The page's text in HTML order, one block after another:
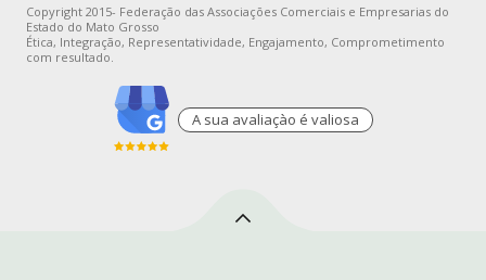
Copyright 2015- Federação das Associações Comerciais e Empresarias do
Estado do Mato Grosso
Ética, Integração, Representatividade, Engajamento, Comprometimento
com resultado.
A sua avaliaçào é valiosa